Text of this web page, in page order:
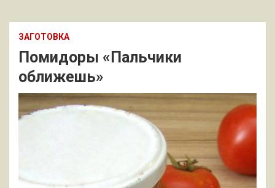
ЗАГОТОВКА
Помидоры «Пальчики
оближешь»